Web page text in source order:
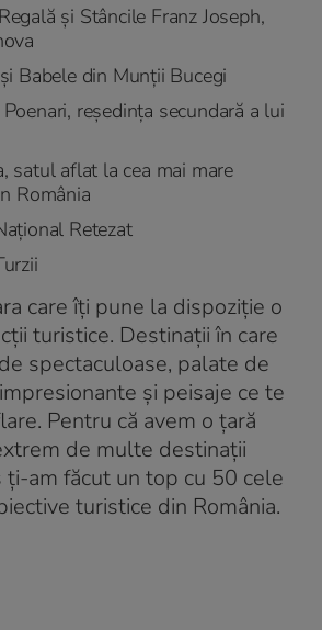
și Stâncile Franz Joseph,
Babele din Munţii Bucegi
reşedinţa secundară a lui
satul aflat la cea mai mare
România
Retezat
care îți pune la dispoziție o
turistice. Destinații în care
spectaculoase, palate de
și peisaje ce te
Pentru că avem o țară
de multe destinații
ți-am făcut un top cu 50 cele
turistice din România.